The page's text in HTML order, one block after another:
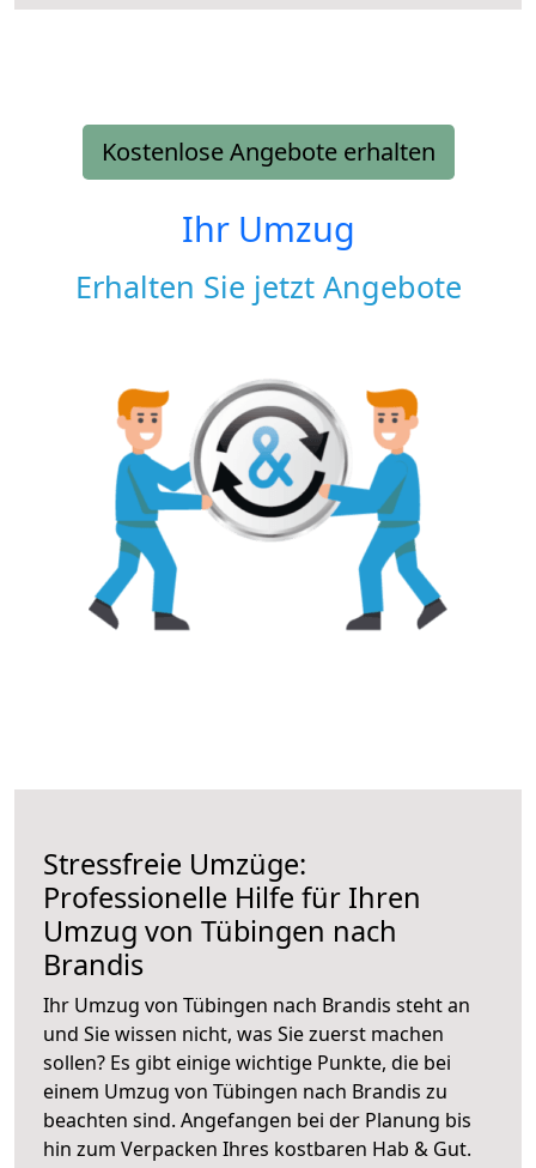
Kostenlose Angebote erhalten
Ihr Umzug
Erhalten Sie jetzt Angebote
Stressfreie Umzüge:
Professionelle Hilfe für Ihren
Umzug von Tübingen nach
Brandis
Ihr Umzug von Tübingen nach Brandis steht an
und Sie wissen nicht, was Sie zuerst machen
sollen? Es gibt einige wichtige Punkte, die bei
einem Umzug von Tübingen nach Brandis zu
beachten sind. Angefangen bei der Planung bis
hin zum Verpacken Ihres kostbaren Hab & Gut.